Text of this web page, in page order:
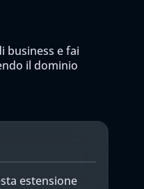
business e fai
il dominio
estensione